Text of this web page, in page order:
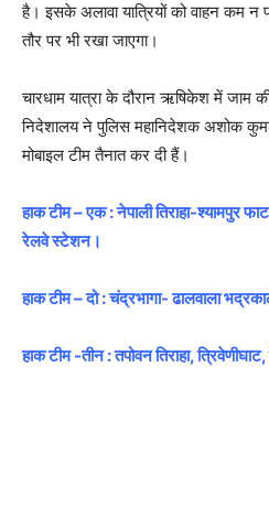
है। इसके अलावा यात्रियों को वाहन कम
तौर पर भी रखा जाएगा।
चारधाम यात्रा के दौरान ऋषिकेश में जाम
निदेशालय ने पुलिस महानिदेशक अशोक
मोबाइल टीम तैनात कर दी हैं।
हाक टीम – एक : नेपाली तिराहा-श्यामपुर
रेलवे स्टेशन।
हाक टीम – दो : चंद्रभागा- ढालवाला
हाक टीम -तीन : तपोवन तिराहा,